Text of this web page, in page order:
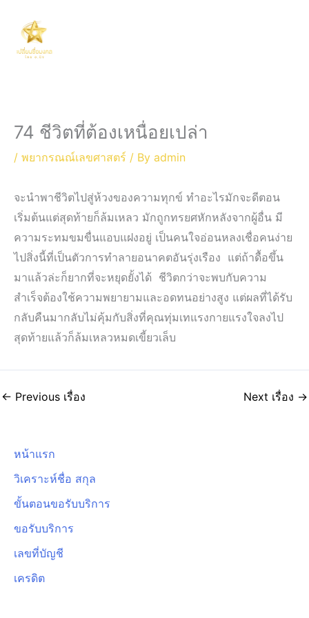
content
74 ชีวิตที่ต้องเหนื่อยเปล่า
/ พยากรณณ์เลขศาสตร์ / By admin
จะนำพาชีวิตไปสู่ห้วงของความทุกข์ ทำอะไรมักจะดีตอน
เริ่มต้นแต่สุดท้ายก็ล้มเหลว มักถูกทรยศหักหลังจากผู้อื่น มี
ความระทมขมขื่นแอบแฝงอยู่ เป็นคนใจอ่อนหลงเชื่อคนง่าย
ไปสิ่งนี้ที่เป็นตัวการทำลายอนาคตอันรุ่งเรือง แต่ถ้าดื้อขึ้น
มาแล้วล่ะก็ยากที่จะหยุดยั้งได้ ชีวิตกว่าจะพบกับความ
สำเร็จต้องใช้ความพยายามและอดทนอย่างสูง แต่ผลที่ได้รับ
กลับคืนมากลับไม่คุ้มกับสิ่งที่คุณทุ่มเทแรงกายแรงใจลงไป
สุดท้ายแล้วก็ล้มเหลวหมดเขี้ยวเล็บ
← Previous เรื่อง Next เรื่อง →
หน้าแรก
วิเคราะห์ชื่อ สกุล
ขั้นตอนขอรับบริการ
ขอรับบริการ
เลขที่บัญชี
เครดิต